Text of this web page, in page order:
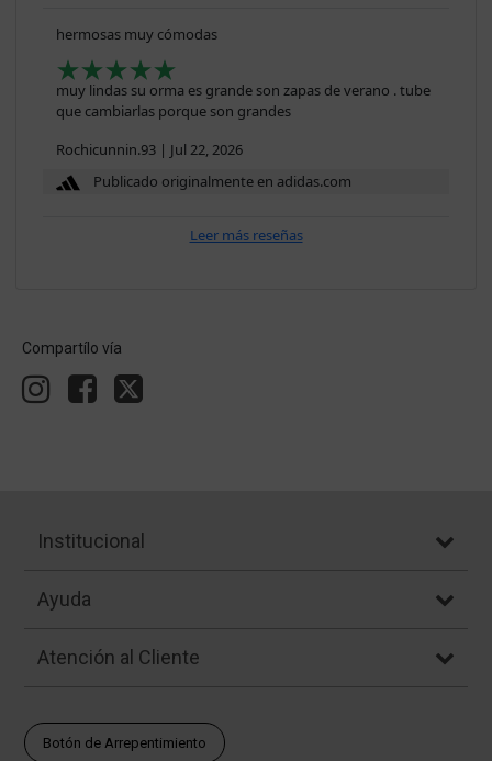
hermosas muy cómodas
muy lindas su orma es grande son zapas de verano . tube
que cambiarlas porque son grandes
Rochicunnin.93 | Jul 22, 2026
Publicado originalmente en adidas.com
Leer más reseñas
Compartílo vía
Institucional
Ayuda
Atención al Cliente
Botón de Arrepentimiento